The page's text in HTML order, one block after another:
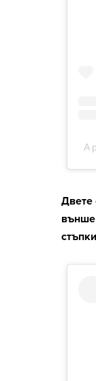
Двете